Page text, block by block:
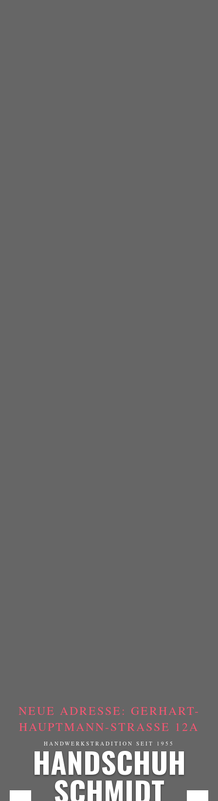
NEUE ADRESSE: GERHART-
HAUPTMANN-STRASSE 12A
HANDWERKSTRADITION SEIT 1955
HANDSCHUH
SCHMIDT